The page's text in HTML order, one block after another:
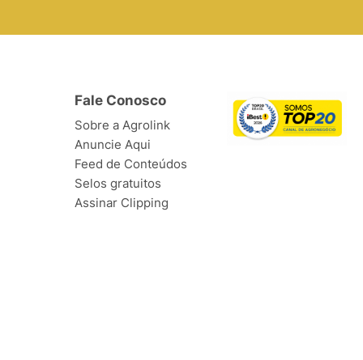
Fale Conosco
Sobre a Agrolink
Anuncie Aqui
Feed de Conteúdos
Selos gratuitos
Assinar Clipping